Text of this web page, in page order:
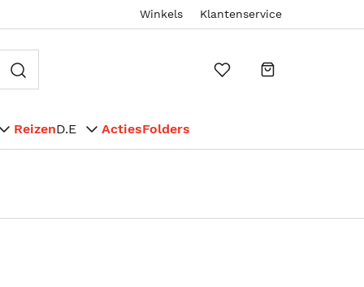
Winkels Klantenservice
ReizenD.E ActiesFolders